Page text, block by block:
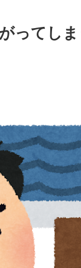
ってし